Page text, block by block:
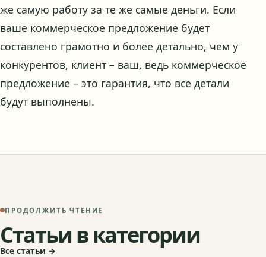
же самую работу за те же самые деньги. Если
ваше коммерческое предложение будет
составлено грамотно и более детально, чем у
конкурентов, клиент – ваш, ведь коммерческое
предложение – это гарантия, что все детали
будут выполнены.
ПРОДОЛЖИТЬ ЧТЕНИЕ
Статьи в категории
Все статьи →